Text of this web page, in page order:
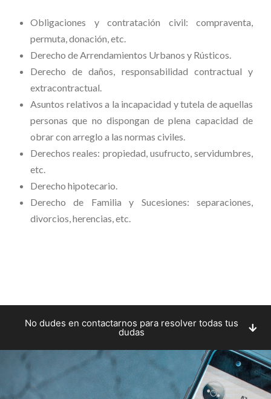
Obligaciones y contratación civil: compraventa,
permuta, donación, etc.
Derecho de Arrendamientos Urbanos y Rústicos.
Derecho de daños, responsabilidad contractual y
extracontractual.
Asuntos relativos a la incapacidad y tutela de aquellas
personas que no dispongan de plena capacidad de
obrar con arreglo a las normas civiles.
Derechos reales: propiedad, usufructo, servidumbres,
etc.
Derecho hipotecario.
Derecho de Familia y Sucesiones: separaciones,
divorcios, herencias, etc.
No dudes en contactarnos para resolver todas tus
dudas